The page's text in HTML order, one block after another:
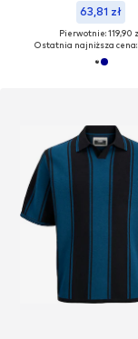
63,81 zł
Pierwotnie: 119,90
Ostatnia najniższa cena: